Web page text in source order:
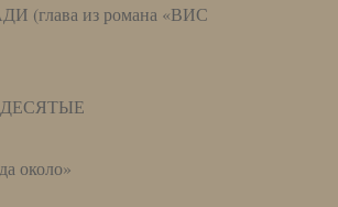
(глава из романа «ВИС
около»